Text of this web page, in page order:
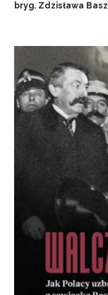
bryg. Zdzisława